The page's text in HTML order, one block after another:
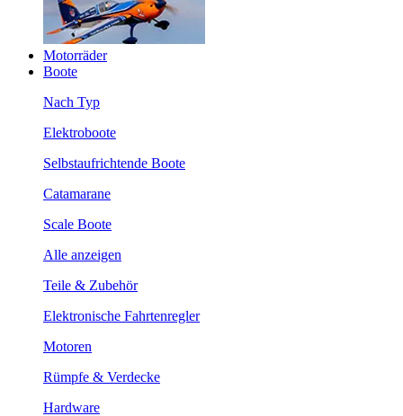
Motorräder
Boote
Nach Typ
Elektroboote
Selbstaufrichtende Boote
Catamarane
Scale Boote
Alle anzeigen
Teile & Zubehör
Elektronische Fahrtenregler
Motoren
Rümpfe & Verdecke
Hardware